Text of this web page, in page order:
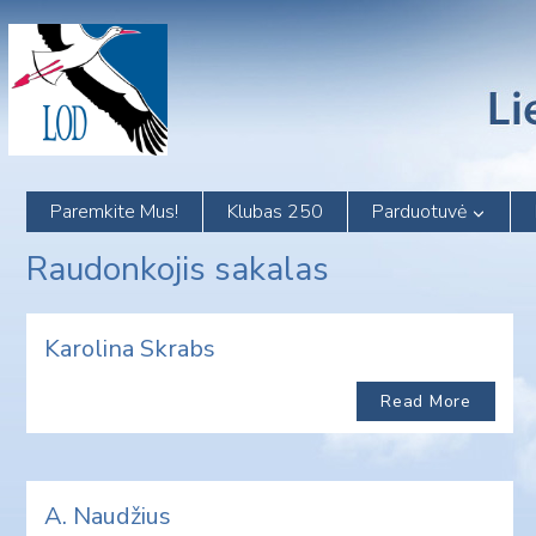
content
Paremkite Mus! Klubas 250 Parduotuvė
Raudonkojis sakalas
Karolina Skrabs
Read More
A. Naudžius